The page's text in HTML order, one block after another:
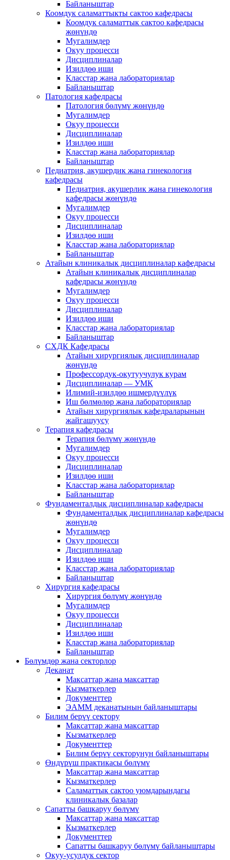
Байланыштар
Коомдук саламаттыкты сактоо кафедрасы
Коомдук саламаттык сактоо кафедрасы
жөнүндө
Мугалимдер
Окуу процесси
Дисциплиналар
Изилдөө иши
Класстар жана лабораториялар
Байланыштар
Патология кафедрасы
Патология бөлүмү жөнүндө
Мугалимдер
Окуу процесси
Дисциплиналар
Изилдөө иши
Класстар жана лабораториялар
Байланыштар
Педиатрия, акушердик жана гинекология
кафедрасы
Педиатрия, акушерлик жана гинекология
кафедрасы жөнүндө
Мугалимдер
Окуу процесси
Дисциплиналар
Изилдөө иши
Класстар жана лабораториялар
Байланыштар
Атайын клиникалык дисциплиналар кафедрасы
Атайын клиникалык дисциплиналар
кафедрасы жөнүндө
Мугалимдер
Окуу процесси
Дисциплиналар
Изилдөө иши
Класстар жана лабораториялар
Байланыштар
СХДК Кафедрасы
Атайын хирургиялык дисциплиналар
жөнүндө
Профессордук-окутуучулук курам
Дисциплиналар — УМК
Илимий-изилдөө ишмердүүлүк
Иш бөлмөлөр жана лабораториялар
Атайын хирургиялык кафедраларынын
жайгашуусу
Терапия кафедрасы
Терапия бөлүмү жөнүндө
Мугалимдер
Окуу процесси
Дисциплиналар
Изилдөө иши
Класстар жана лабораториялар
Байланыштар
Фундаменталдык дисциплиналар кафедрасы
Фундаменталдык дисциплиналар кафедрасы
жөнүндө
Мугалимдер
Окуу процесси
Дисциплиналар
Изилдөө иши
Класстар жана лабораториялар
Байланыштар
Хирургия кафедрасы
Хирургия бөлүмү жөнүндө
Мугалимдер
Окуу процесси
Дисциплиналар
Изилдөө иши
Класстар жана лабораториялар
Байланыштар
Бөлүмдөр жана секторлор
Деканат
Максаттар жана максаттар
Кызматкерлер
Документтер
ЭАММ деканатынын байланыштары
Билим берүү сектору
Максаттар жана максаттар
Кызматкерлер
Документтер
Билим берүү секторунун байланыштары
Өндүрүш практикасы бөлүмү
Максаттар жана максаттар
Кызматкерлер
Саламаттык сактоо уюмдарындагы
клиникалык базалар
Сапатты башкаруу бөлүмү
Максаттар жана максаттар
Кызматкерлер
Документтер
Сапатты башкаруу бөлүмү байланыштары
Окуу-усулдук сектор